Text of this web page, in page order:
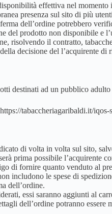
effettiva nel momento
presenza sul sito di più
dell’ordine potrebbero
del prodotto non disponibile e
risolvendo il contratto,
decisione del l’acquirente di
destinati ad un pubblico
tabaccheriagaribaldi.it/iqos-
di volta in volta sul sito,
prima possibile l’acquirente
di fornire quanto venduto al
includono le spese di
dell’ordine.
essi saranno aggiunti al
dell’ordine potranno essere